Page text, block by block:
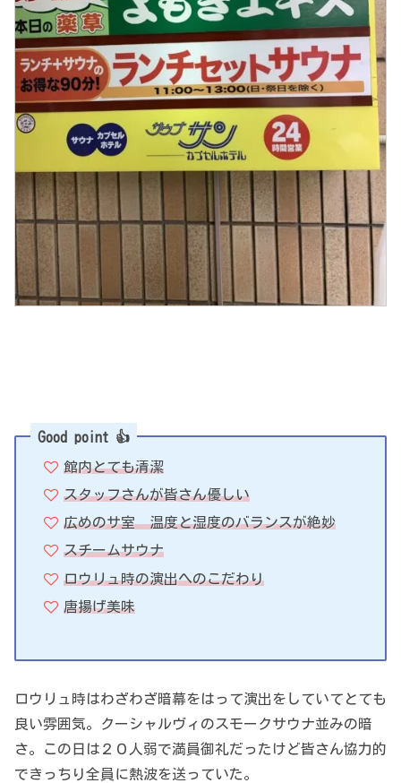
Good point 👍
館内とても清潔
スタッフさんが皆さん優しい
広めのサ室 温度と湿度のバランスが絶妙
スチームサウナ
ロウリュ時の演出へのこだわり
唐揚げ美味
ロウリュ時はわざわざ暗幕をはって演出をしていてとても
良い雰囲気。クーシャルヴィのスモークサウナ並みの暗
さ。この日は２０人弱で満員御礼だったけど皆さん協力的
できっちり全員に熱波を送っていた。